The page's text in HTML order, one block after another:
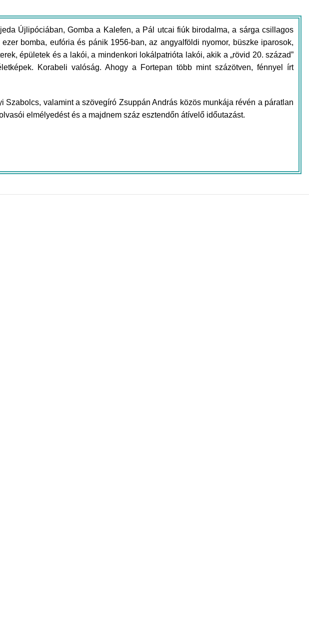
Újlipóciában, Gomba a Kalefen, a Pál utcai fiúk birodalma, a sárga csillagos
bomba, eufória és pánik 1956-ban, az angyalföldi nyomor, büszke iparosok,
épületek és a lakói, a mindenkori lokálpatrióta lakói, akik a „rövid 20. század”
Korabeli valóság. Ahogy a Fortepan több mint százötven, fénnyel írt
valamint a szövegíró Zsuppán András közös munkája révén a páratlan
elmélyedést és a majdnem száz esztendőn átívelő időutazást.